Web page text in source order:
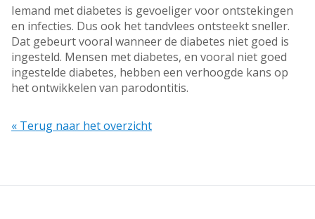
Iemand met diabetes is gevoeliger voor ontstekingen
en infecties. Dus ook het tandvlees ontsteekt sneller.
Dat gebeurt vooral wanneer de diabetes niet goed is
ingesteld. Mensen met diabetes, en vooral niet goed
ingestelde diabetes, hebben een verhoogde kans op
het ontwikkelen van parodontitis.
« Terug naar het overzicht